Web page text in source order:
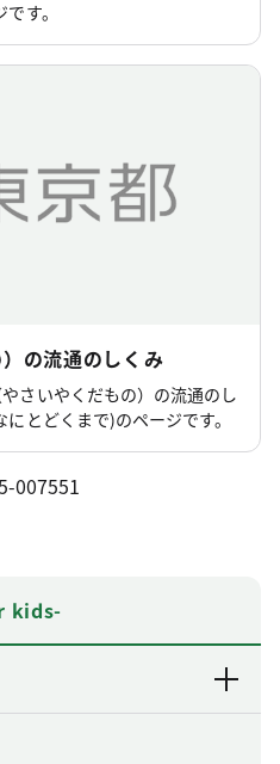
す。
の流通のしくみ
さいやくだもの）の流通のし
とどくまで)のページです。
007551
kids-